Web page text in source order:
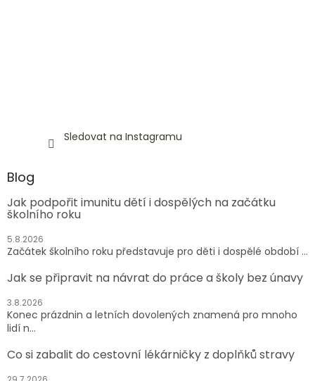
Sledovat na Instagramu
Blog
Jak podpořit imunitu dětí i dospělých na začátku
školního roku
5.8.2026
Začátek školního roku představuje pro děti i dospělé období ...
Jak se připravit na návrat do práce a školy bez únavy
3.8.2026
Konec prázdnin a letních dovolených znamená pro mnoho
lidí n...
Co si zabalit do cestovní lékárničky z doplňků stravy